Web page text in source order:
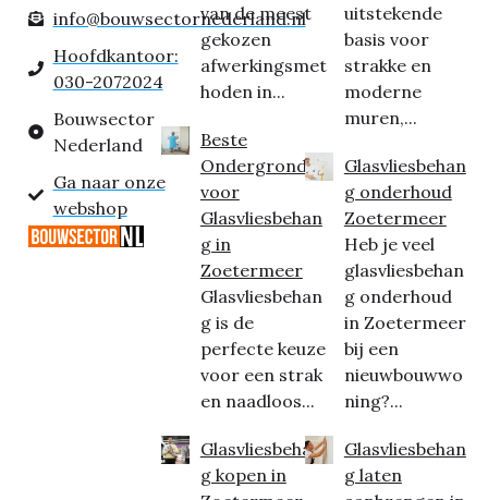
info@bouwsectornederland.nl
Hoofdkantoor:
030-2072024
Bouwsector
Nederland
Ga naar onze
webshop
van de meest
gekozen
afwerkingsmet
hoden in...
Beste
Ondergrond
voor
Glasvliesbehan
g in
Zoetermeer
Glasvliesbehan
g is de
perfecte keuze
voor een strak
en naadloos...
Glasvliesbehan
g kopen in
uitstekende
basis voor
strakke en
moderne
muren,...
Glasvliesbehan
g onderhoud
Zoetermeer
Heb je veel
glasvliesbehan
g onderhoud
in Zoetermeer
bij een
nieuwbouwwo
ning?...
Glasvliesbehan
g laten